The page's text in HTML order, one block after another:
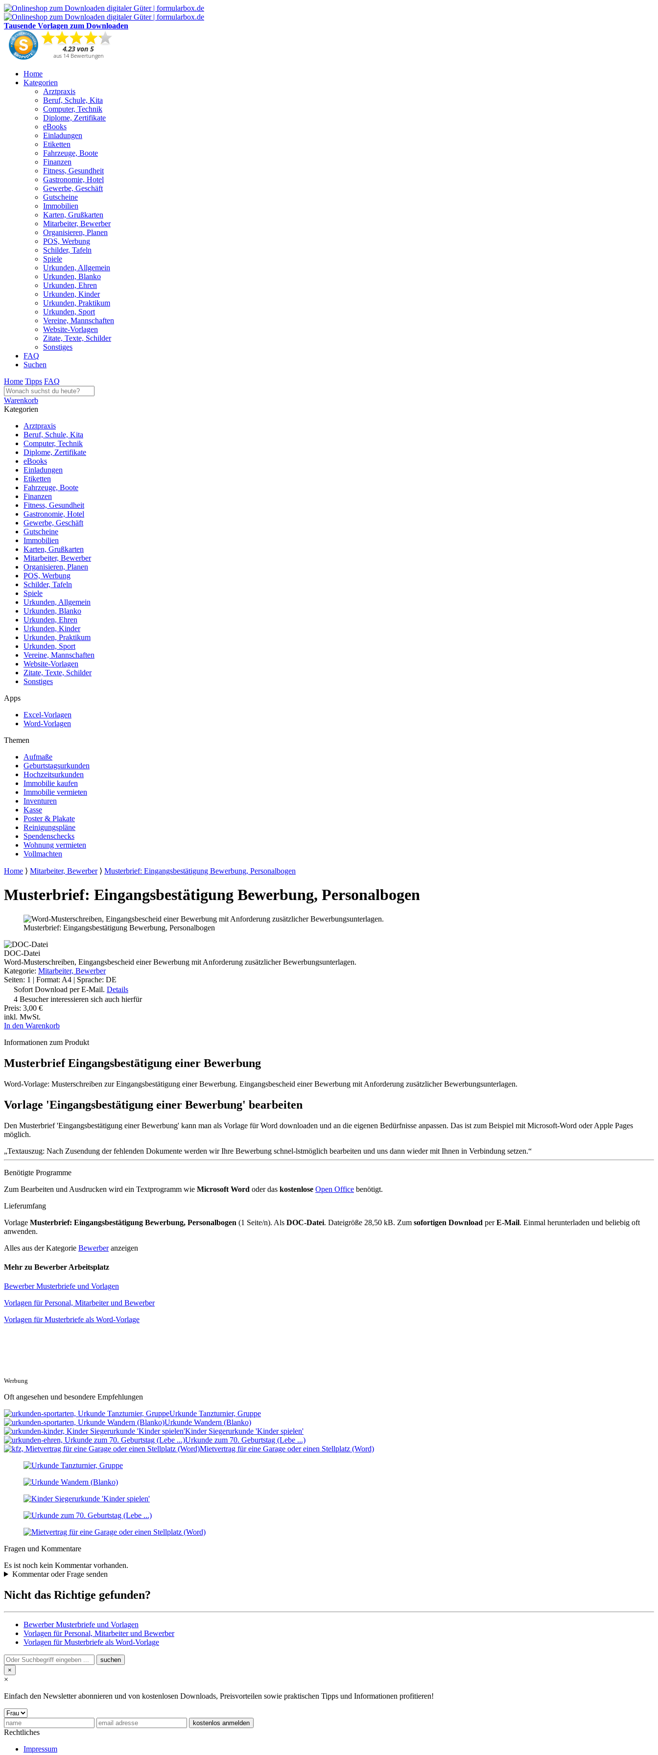
Tausende Vorlagen zum Downloaden
Home
Kategorien
Arztpraxis
Beruf, Schule, Kita
Computer, Technik
Diplome, Zertifikate
eBooks
Einladungen
Etiketten
Fahrzeuge, Boote
Finanzen
Fitness, Gesundheit
Gastronomie, Hotel
Gewerbe, Geschäft
Gutscheine
Immobilien
Karten, Grußkarten
Mitarbeiter, Bewerber
Organisieren, Planen
POS, Werbung
Schilder, Tafeln
Spiele
Urkunden, Allgemein
Urkunden, Blanko
Urkunden, Ehren
Urkunden, Kinder
Urkunden, Praktikum
Urkunden, Sport
Vereine, Mannschaften
Website-Vorlagen
Zitate, Texte, Schilder
Sonstiges
FAQ
Suchen
Home Tipps FAQ
Warenkorb
Kategorien
Arztpraxis
Beruf, Schule, Kita
Computer, Technik
Diplome, Zertifikate
eBooks
Einladungen
Etiketten
Fahrzeuge, Boote
Finanzen
Fitness, Gesundheit
Gastronomie, Hotel
Gewerbe, Geschäft
Gutscheine
Immobilien
Karten, Grußkarten
Mitarbeiter, Bewerber
Organisieren, Planen
POS, Werbung
Schilder, Tafeln
Spiele
Urkunden, Allgemein
Urkunden, Blanko
Urkunden, Ehren
Urkunden, Kinder
Urkunden, Praktikum
Urkunden, Sport
Vereine, Mannschaften
Website-Vorlagen
Zitate, Texte, Schilder
Sonstiges
Apps
Excel-Vorlagen
Word-Vorlagen
Themen
Aufmaße
Geburtstagsurkunden
Hochzeitsurkunden
Immobilie kaufen
Immobilie vermieten
Inventuren
Kasse
Poster & Plakate
Reinigungspläne
Spendenschecks
Wohnung vermieten
Vollmachten
Home ⟩ Mitarbeiter, Bewerber ⟩ Musterbrief: Eingangsbestätigung Bewerbung, Personalbogen
Musterbrief: Eingangsbestätigung Bewerbung, Personalbogen
Musterbrief: Eingangsbestätigung Bewerbung, Personalbogen
DOC-Datei
Word-Musterschreiben, Eingangsbescheid einer Bewerbung mit Anforderung zusätzlicher Bewerbungsunterlagen.
Kategorie: Mitarbeiter, Bewerber
Seiten: 1 | Format: A4 | Sprache: DE
Sofort Download per E-Mail. Details
4 Besucher interessieren sich auch hierfür
Preis: 3,00 €
inkl. MwSt.
In den Warenkorb
Informationen zum Produkt
Musterbrief Eingangsbestätigung einer Bewerbung
Word-Vorlage: Musterschreiben zur Eingangsbestätigung einer Bewerbung. Eingangsbescheid einer Bewerbung mit Anforderung zusätzlicher Bewerbungsunterlagen.
Vorlage 'Eingangsbestätigung einer Bewerbung' bearbeiten
Den Musterbrief 'Eingangsbestätigung einer Bewerbung' kann man als Vorlage für Word downloaden und an die eigenen Bedürfnisse anpassen. Das ist zum Beispiel mit Microsoft-Word oder Apple Pages
möglich.
Textauszug: Nach Zusendung der fehlenden Dokumente werden wir Ihre Bewerbung schnel-lstmöglich bearbeiten und uns dann wieder mit Ihnen in Verbindung setzen.
Benötigte Programme
Zum Bearbeiten und Ausdrucken wird ein Textprogramm wie Microsoft Word oder das kostenlose Open Office benötigt.
Lieferumfang
Vorlage Musterbrief: Eingangsbestätigung Bewerbung, Personalbogen (1 Seite/n). Als DOC-Datei. Dateigröße 28,50 kB. Zum sofortigen Download perE-Mail. Einmal herunterladen und beliebig oft
anwenden.
Alles aus der Kategorie Bewerberanzeigen
Mehr zu Bewerber Arbeitsplatz
Bewerber Musterbriefe und Vorlagen
Vorlagen für Personal, Mitarbeiter und Bewerber
Vorlagen für Musterbriefe als Word-Vorlage
Werbung
Oft angesehen und besondere Empfehlungen
Urkunde Tanzturnier, Gruppe
Urkunde Wandern (Blanko)
Kinder Siegerurkunde 'Kinder spielen'
Urkunde zum 70. Geburtstag (Lebe ...)
Mietvertrag für eine Garage oder einen Stellplatz (Word)
Fragen und Kommentare
Es ist noch kein Kommentar vorhanden.
Kommentar oder Frage senden
Nicht das Richtige gefunden?
Bewerber Musterbriefe und Vorlagen
Vorlagen für Personal, Mitarbeiter und Bewerber
Vorlagen für Musterbriefe als Word-Vorlage
×
×
Einfach den Newsletter abonnieren und von kostenlosen Downloads, Preisvorteilen sowie praktischen Tipps und Informationen profitieren!
Rechtliches
Impressum